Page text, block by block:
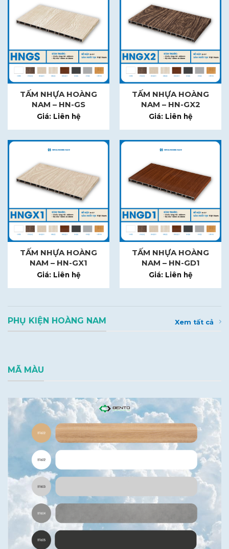
TẤM NHỰA HOÀNG
NAM – HN-GS
Giá: Liên hệ
TẤM NHỰA HOÀNG
NAM – HN-GX2
Giá: Liên hệ
TẤM NHỰA HOÀNG
NAM – HN-GX1
Giá: Liên hệ
TẤM NHỰA HOÀNG
NAM – HN-GD1
Giá: Liên hệ
PHỤ KIỆN HOÀNG NAM Xem tất cả
MÃ MÀU